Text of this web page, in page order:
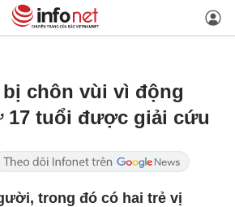
bị chôn vùi vì động
17 tuổi được giải cứu
trong đó có hai trẻ vị